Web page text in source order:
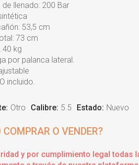
de llenado: 200 Bar
53,5 cm
73 cm
kg
por palanca lateral.
incluido.
Otro Calibre: 5.5 Estado: Nuevo
COMPRAR O VENDER?
y por cumplimiento legal todas